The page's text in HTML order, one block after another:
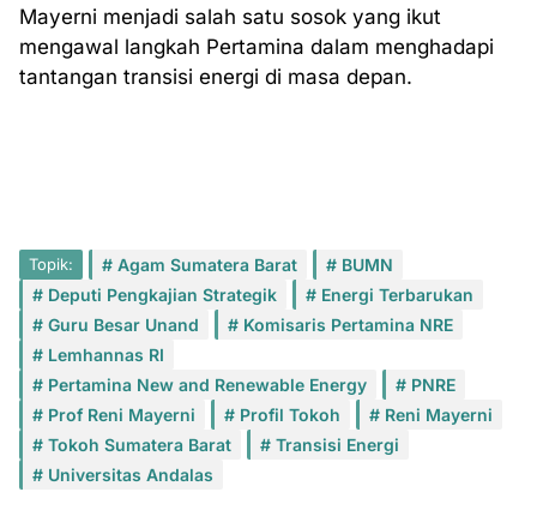
Mayerni menjadi salah satu sosok yang ikut
mengawal langkah Pertamina dalam menghadapi
tantangan transisi energi di masa depan.
Topik: Agam Sumatera Barat
BUMN
Deputi Pengkajian Strategik
Energi Terbarukan
Guru Besar Unand
Komisaris Pertamina NRE
Lemhannas RI
Pertamina New and Renewable Energy
PNRE
Prof Reni Mayerni
Profil Tokoh
Reni Mayerni
Tokoh Sumatera Barat
Transisi Energi
Universitas Andalas